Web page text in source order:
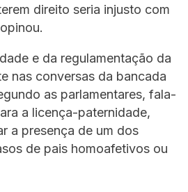
direito seria injusto com
e da regulamentação da
nas conversas da bancada
as parlamentares, fala-
a licença-paternidade,
a presença de um dos
de pais homoafetivos ou